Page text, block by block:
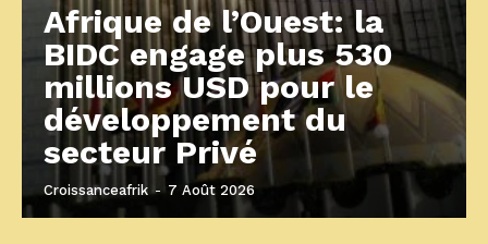
Afrique de l’Ouest: la
BIDC engage plus 530
millions USD pour le
développement du
secteur Privé
Croissanceafrik - 7 Août 2026